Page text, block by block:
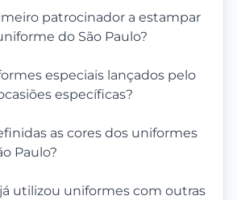
patrocinador a estampar
do São Paulo?
especiais lançados pelo
específicas?
as cores dos uniformes
Paulo?
já utilizou uniformes com outras